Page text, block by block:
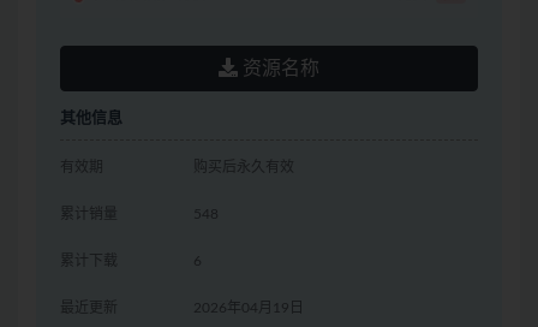
资源名称
其他信息
有效期 购买后永久有效
累计销量 548
累计下载 6
最近更新 2026年04月19日